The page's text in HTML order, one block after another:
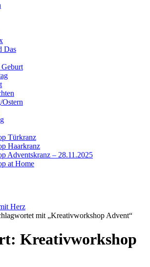
Das
Türkranz
Haarkranz
Adventskranz – 28.11.2025
at Home
mit „Kreativworkshop Advent“
Kreativworkshop